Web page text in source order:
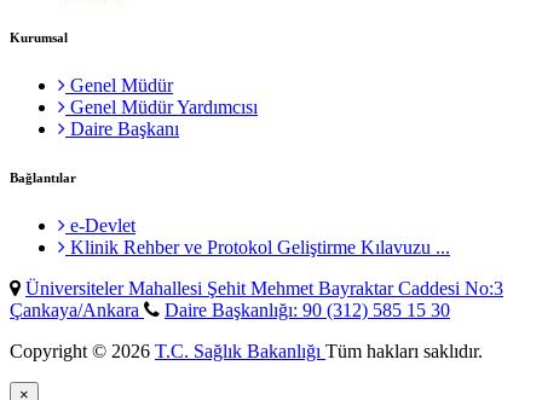
Kurumsal
Genel Müdür
Genel Müdür Yardımcısı
Daire Başkanı
Bağlantılar
e-Devlet
Klinik Rehber ve Protokol Geliştirme Kılavuzu ...
Üniversiteler Mahallesi Şehit Mehmet Bayraktar Caddesi No:3
Çankaya/Ankara
Daire Başkanlığı: 90 (312) 585 15 30
Copyright © 2026 T.C. Sağlık Bakanlığı Tüm hakları saklıdır.
×